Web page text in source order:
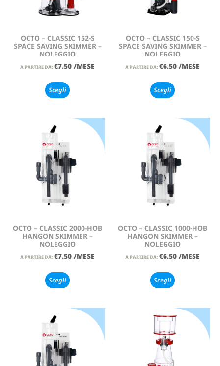
OCTO – CLASSIC 152-S
SPACE SAVING SKIMMER –
NOLEGGIO
A PARTIRE DA: €7.50 /MESE
Scegli
OCTO – CLASSIC 150-S
SPACE SAVING SKIMMER –
NOLEGGIO
A PARTIRE DA: €6.50 /MESE
Scegli
OCTO – CLASSIC 2000-HOB
HANGON SKIMMER –
NOLEGGIO
A PARTIRE DA: €7.50 /MESE
Scegli
OCTO – CLASSIC 1000-HOB
HANGON SKIMMER –
NOLEGGIO
A PARTIRE DA: €6.50 /MESE
Scegli